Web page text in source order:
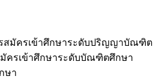
สมัครเข้าศึกษาระดับปริญญาบัณฑิต
ครเข้าศึกษาระดับบัณฑิตศึกษา
ษา